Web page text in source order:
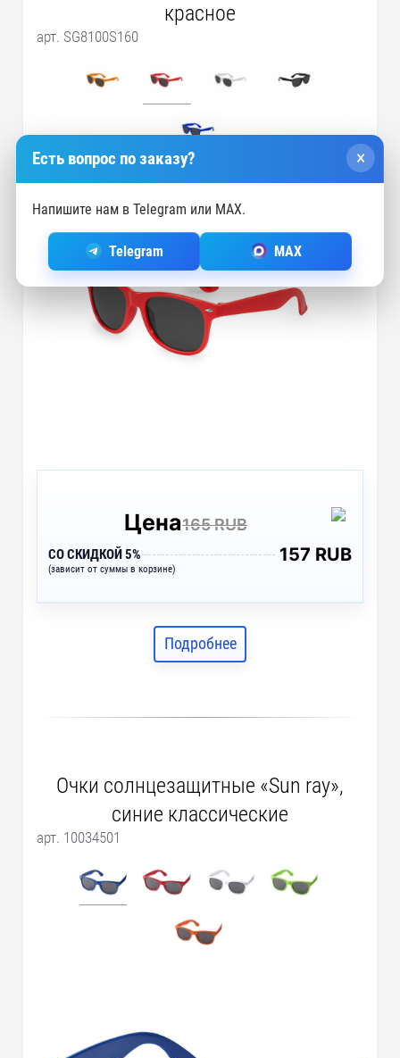
красное
арт. SG8100S160
Цена165 RUB
СО СКИДКОЙ 5%
(зависит от суммы в корзине)
157 RUB
Подробнее
Очки солнцезащитные «Sun ray»,
синие классические
арт. 10034501
Есть вопрос по заказу? ×
Напишите нам в Telegram или MAX.
Telegram MAX